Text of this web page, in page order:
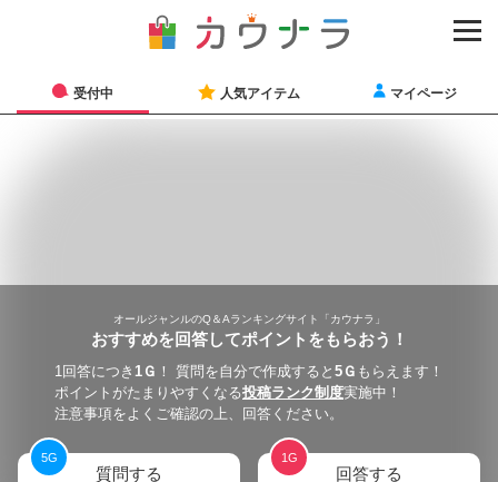
受付中 人気アイテム マイページ
オールジャンルのQ＆Aランキングサイト「カウナラ」
おすすめを回答してポイントをもらおう！
1回答につき 1 Ｇ ！ 質問を自分で作成すると 5 Ｇ もらえます！
ポイントがたまりやすくなる投稿ランク制度実施中！
注意事項をよくご確認の上、回答ください。
5G
質問する
1G
回答する